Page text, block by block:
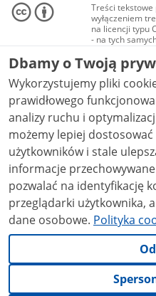
Treści tekstowe
wyłączeniem
na licencji typu
- na tych
Materiały
audio i wideo,
Creative
niekomercyjne -
NC-ND 4.0), o
Dbamy o Twoją
Wykorzystujemy pliki
prawidłowego
analizy ruchu i optymalizacji
możemy lepiej
użytkowników i stale ulepszać
informacje
pozwalać na identyfikację
przeglądarki użytkownika,
dane osobowe. Polityka